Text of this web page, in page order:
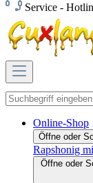
Service -
Online-Shop
Öffne oder
Rapshonig
Öffne oder